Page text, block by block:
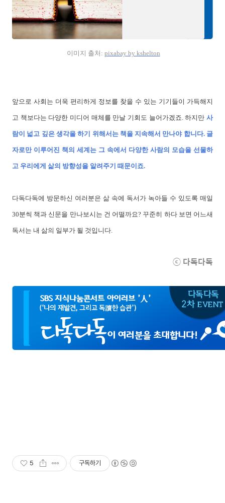
이미지 출처: pixabay by kshelton
앞으로 사회는 더욱 편리하게 정보를 찾을 수 있는 기기들이 가득해지
고 책보다는 다양한 미디어 매체를 만날 기회도 늘어가겠죠. 하지만 사
람이 넓고 깊은 생각을 하기 위해서는 책을 지속해서 만나야 합니다. 글
자로만 이루어진 책의 세계는 그 속에서 다양한 사람의 모습을 선물하
고 우리에게 삶의 방향성을 알려주기 때문이죠.
다독다독에 방문하신 여러분은 삶 속에 독서가 녹아들 수 있도록 매일
30분씩 책과 신문을 만나보시는 건 어떨까요? 꾸준히 하다 보면 어느새
독서는 내 삶의 일부가 될 것입니다.
ⓒ 다독다독
5 구독하기